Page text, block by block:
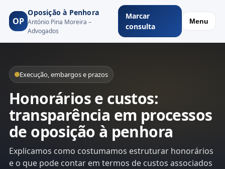
OP
Oposição à Penhora
António Pina Moreira –
Advogados
Marcar
consulta
Menu
Execução, embargos e prazos
Honorários e custos:
transparência em processos
de oposição à penhora
Explicamos como costumamos estruturar honorários
e o que pode contar em termos de custos associados